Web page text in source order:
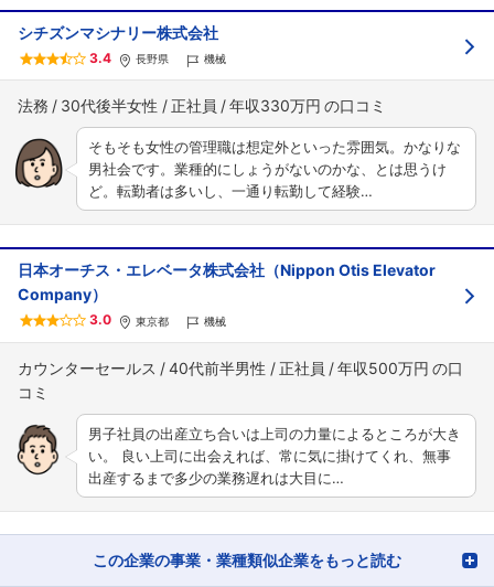
シチズンマシナリー株式会社
3.4 長野県 機械
法務 30代後半女性 正社員 年収330万円
そもそも女性の管理職は想定外といった雰囲気。かなりな
男社会です。業種的にしょうがないのかな、とは思うけ
ど。転勤者は多いし、一通り転勤して経験…
日本オーチス・エレベータ株式会社（Nippon Otis Elevator
Company）
3.0 東京都 機械
カウンターセールス 40代前半男性 正社員 年収500万円
男子社員の出産立ち合いは上司の力量によるところが大き
い。 良い上司に出会えれば、常に気に掛けてくれ、無事
出産するまで多少の業務遅れは大目に…
この企業の事業・業種類似企業をもっと読む